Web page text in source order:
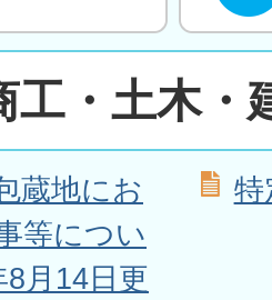
工・土木・
蔵地にお
等につい
月14日更
特